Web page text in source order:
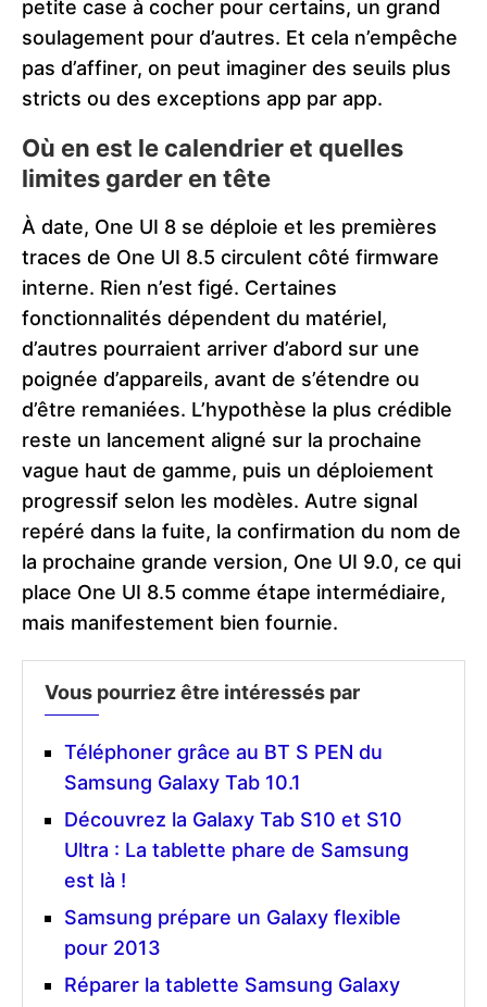
petite case à cocher pour certains, un grand
soulagement pour d’autres. Et cela n’empêche
pas d’affiner, on peut imaginer des seuils plus
stricts ou des exceptions app par app.
Où en est le calendrier et quelles
limites garder en tête
À date, One UI 8 se déploie et les premières
traces de One UI 8.5 circulent côté firmware
interne. Rien n’est figé. Certaines
fonctionnalités dépendent du matériel,
d’autres pourraient arriver d’abord sur une
poignée d’appareils, avant de s’étendre ou
d’être remaniées. L’hypothèse la plus crédible
reste un lancement aligné sur la prochaine
vague haut de gamme, puis un déploiement
progressif selon les modèles. Autre signal
repéré dans la fuite, la confirmation du nom de
la prochaine grande version, One UI 9.0, ce qui
place One UI 8.5 comme étape intermédiaire,
mais manifestement bien fournie.
Vous pourriez être intéressés par
Téléphoner grâce au BT S PEN du
Samsung Galaxy Tab 10.1
Découvrez la Galaxy Tab S10 et S10
Ultra : La tablette phare de Samsung
est là !
Samsung prépare un Galaxy flexible
pour 2013
Réparer la tablette Samsung Galaxy